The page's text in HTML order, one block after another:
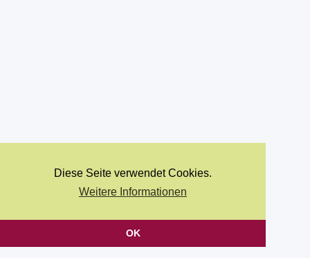
Diese Seite verwendet Cookies.
Weitere Informationen
OK